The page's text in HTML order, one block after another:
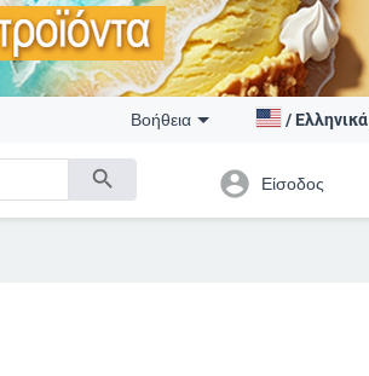
search
Βοήθεια / Ελληνικά
account_circle Είσοδος